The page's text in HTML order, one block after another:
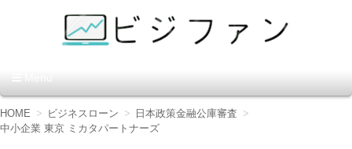
ン】
コ
ン
HOME ビジネスローン
日本政策金融公庫審査
中小企業 東京 ミカタパートナーズ